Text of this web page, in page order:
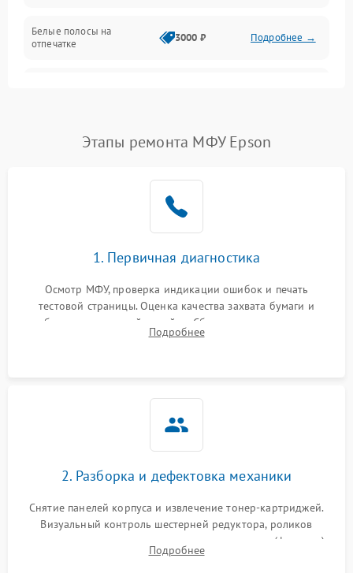
Изображение
Белые полосы на
отпечатке
3000 ₽ Подробнее →
Этапы ремонта МФУ Epson
1. Первичная диагностика
Осмотр МФУ, проверка индикации ошибок и печать
тестовой страницы. Оценка качества захвата бумаги и
работы сканирующей линейки. Сбор данных о замятиях,
дефектах изображения или посторонних шумах при работе.
Подробнее
2. Разборка и дефектовка механики
Снятие панелей корпуса и извлечение тонер-картриджей.
Визуальный контроль шестерней редуктора, роликов
захвата, термопленки и прижимного вала в печи (фьюзере).
Проверка оптики сканера на загрязнения.
Подробнее